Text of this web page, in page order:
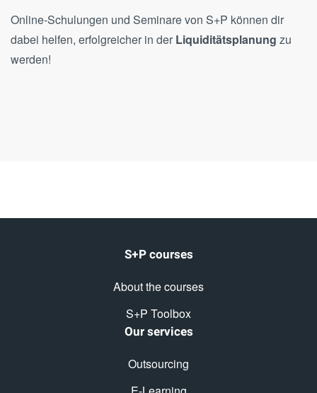
Online-Schulungen und Seminare von S+P können dir
dabei helfen, erfolgreicher in der Liquiditätsplanung zu
werden!
S+P courses
About the courses
S+P Toolbox
Our services
Outsourcing